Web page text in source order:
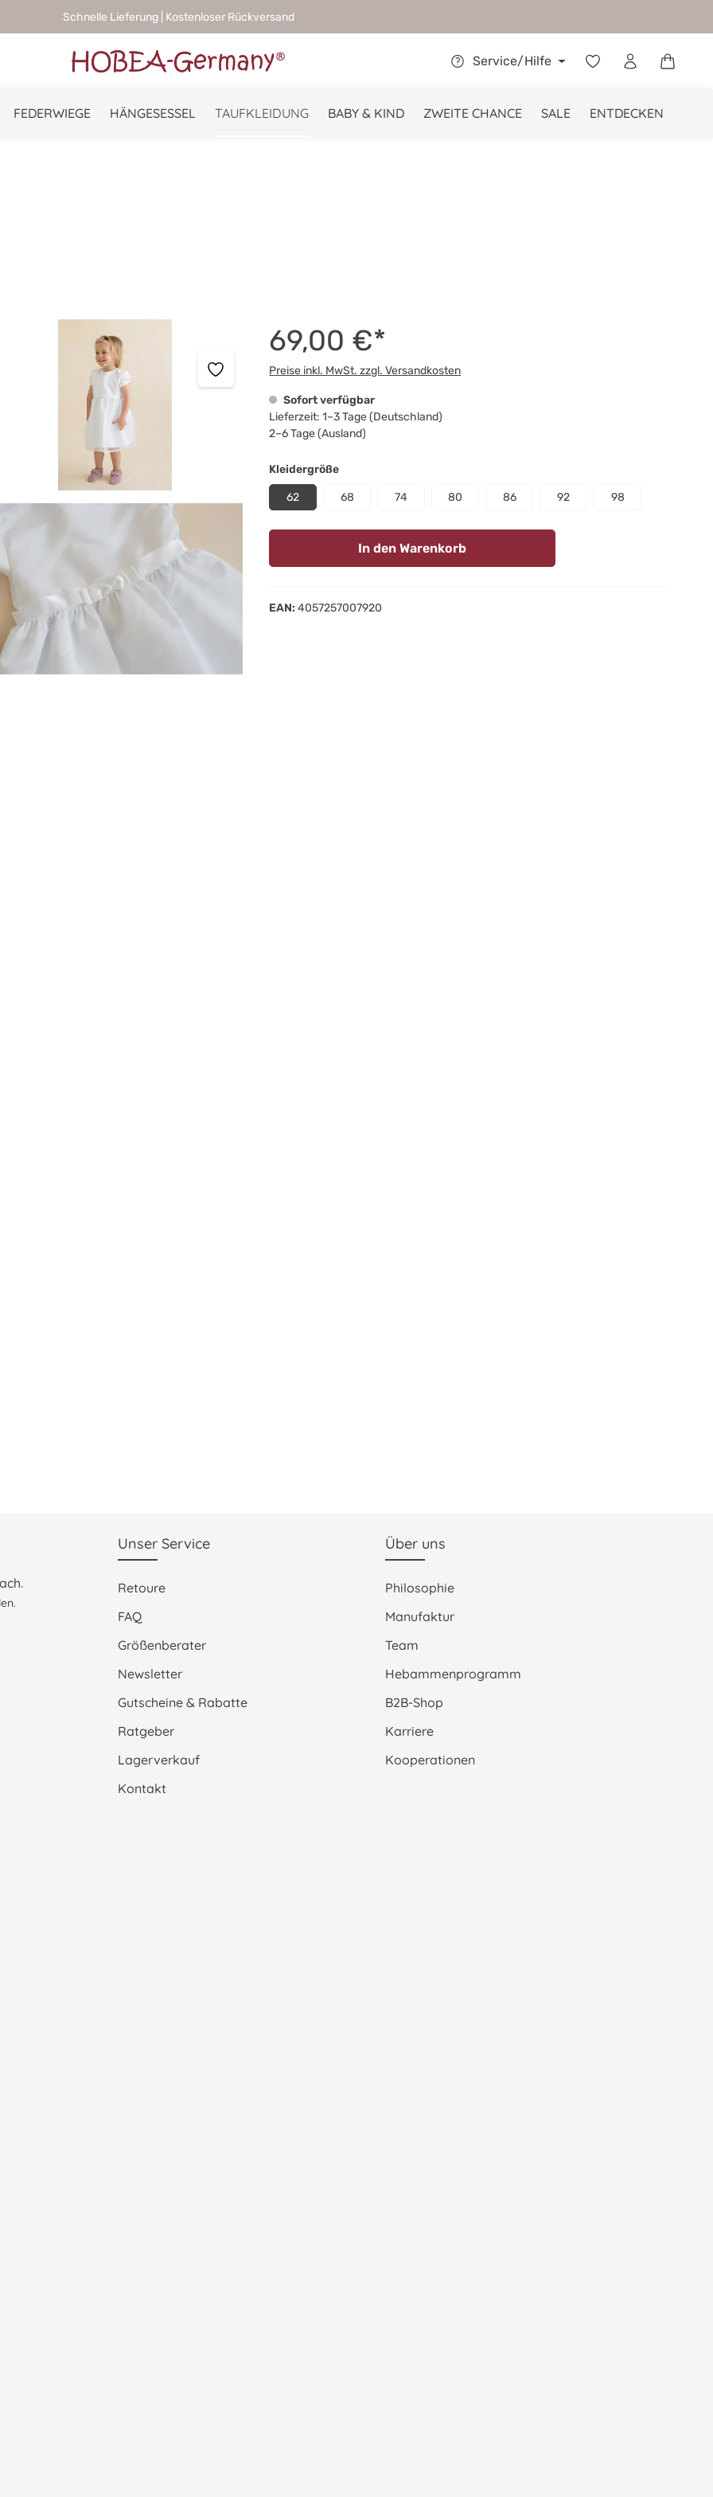
Schnelle Lieferung | Kostenloser Rückversand
Service/Hilfe
FEDERWIEGE HÄNGESESSEL TAUFKLEIDUNG BABY & KIND ZWEITE CHANCE SALE ENTDECKEN
69,00 €*
Preise inkl. MwSt. zzgl. Versandkosten
Sofort verfügbar
Lieferzeit: 1–3 Tage (Deutschland)
2–6 Tage (Ausland)
Kleidergrößeauswählen
62 68 74 80 86 92 98
In den Warenkorb
EAN:4057257007920
Unser Service
Retoure
FAQ
Größenberater
Newsletter
Gutscheine & Rabatte
Ratgeber
Lagerverkauf
Kontakt
Über uns
Philosophie
Manufaktur
Team
Hebammenprogramm
B2B-Shop
Karriere
Kooperationen